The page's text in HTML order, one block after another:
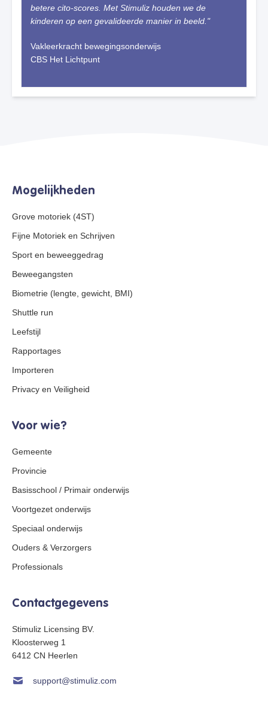
betere cito-scores. Met Stimuliz houden we de
kinderen op een gevalideerde manier in beeld."
Vakleerkracht bewegingsonderwijs
CBS Het Lichtpunt
Mogelijkheden
Grove motoriek (4ST)
Fijne Motoriek en Schrijven
Sport en beweeggedrag
Beweegangsten
Biometrie (lengte, gewicht, BMI)
Shuttle run
Leefstijl
Rapportages
Importeren
Privacy en Veiligheid
Voor wie?
Gemeente
Provincie
Basisschool / Primair onderwijs
Voortgezet onderwijs
Speciaal onderwijs
Ouders & Verzorgers
Professionals
Contactgegevens
Stimuliz Licensing BV.
Kloosterweg 1
6412 CN Heerlen
support@stimuliz.com